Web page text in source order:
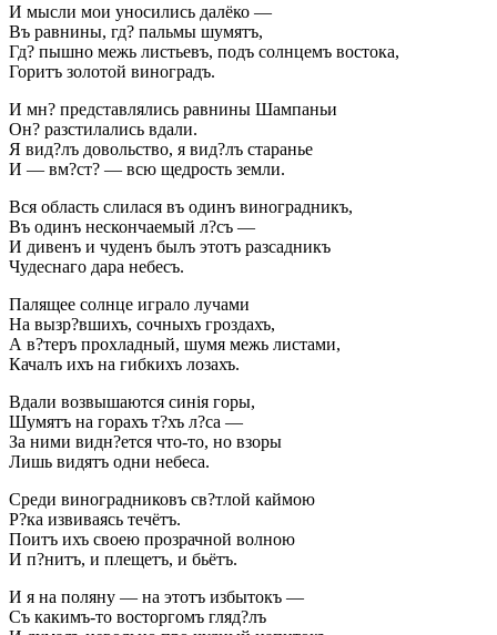
И мысли мои уносились далёко —
Въ равнины, гд? пальмы шумятъ,
Гд? пышно межь листьевъ, подъ солнцемъ востока,
Горитъ золотой виноградъ.
И мн? представлялись равнины Шампаньи
Он? разстилались вдали.
Я вид?лъ довольство, я вид?лъ старанье
И — вм?ст? — всю щедрость земли.
Вся область слилася въ одинъ виноградникъ,
Въ одинъ нескончаемый л?съ —
И дивенъ и чуденъ былъ этотъ разсадникъ
Чудеснаго дара небесъ.
Палящее солнце играло лучами
На вызр?вшихъ, сочныхъ гроздахъ,
А в?теръ прохладный, шумя межь листами,
Качалъ ихъ на гибкихъ лозахъ.
Вдали возвышаются синія горы,
Шумятъ на горахъ т?хъ л?са —
За ними видн?ется что-то, но взоры
Лишь видятъ одни небеса.
Среди виноградниковъ св?тлой каймою
Р?ка извиваясь течётъ.
Поитъ ихъ своею прозрачной волною
И п?нитъ, и плещетъ, и бьётъ.
И я на поляну — на этотъ избытокъ —
Съ какимъ-то восторгомъ гляд?лъ